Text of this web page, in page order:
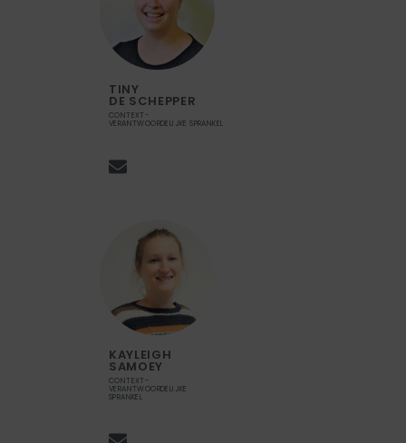
TINY
DE SCHEPPER
CONTEXT-
VERANTWOORDELIJKE SPRANKEL
KAYLEIGH
SAMOEY
CONTEXT-
VERANTWOORDELIJKE
SPRANKEL